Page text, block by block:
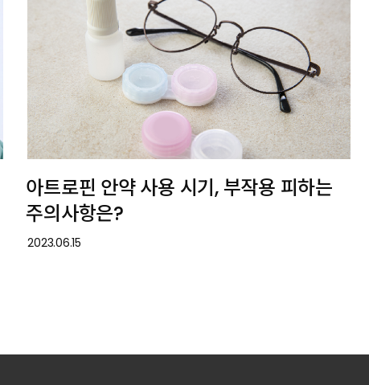
아트로핀 안약 사용 시기, 부작용 피하는
주의사항은?
2023.06.15